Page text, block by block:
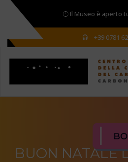
Il Museo è aperto
+39 0781
BUON NATALE